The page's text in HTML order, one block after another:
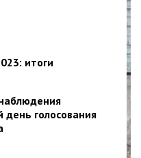
итоги
голосования